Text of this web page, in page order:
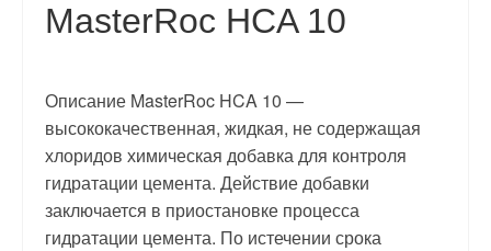
MasterRoc HCA 10
Описание MasterRoc HCA 10 —
высококачественная, жидкая, не содержащая
хлоридов химическая добавка для контроля
гидратации цемента. Действие добавки
заключается в приостановке процесса
гидратации цемента. По истечении срока